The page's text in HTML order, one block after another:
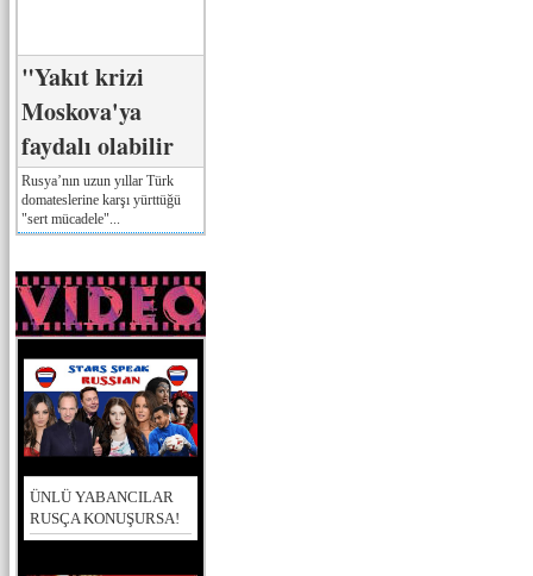
"Yakıt krizi
Moskova'ya
faydalı olabilir
Rusya’nın uzun yıllar Türk
domateslerine karşı yürttüğü
"sert mücadele"...
ÜNLÜ YABANCILAR
RUSÇA KONUŞURSA!